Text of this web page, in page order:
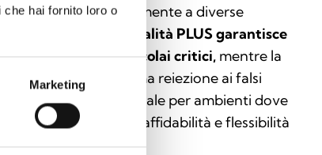
hai fornito loro o
Marketing
si adatta perfettamente a diverse
modalità PLUS garantisce
sensibilità per focolai critici,mentre la
AND offre la massima reiezione ai falsi
L’ED300 è la scelta ideale per ambienti dove
alti standard di affidabilità e flessibilità